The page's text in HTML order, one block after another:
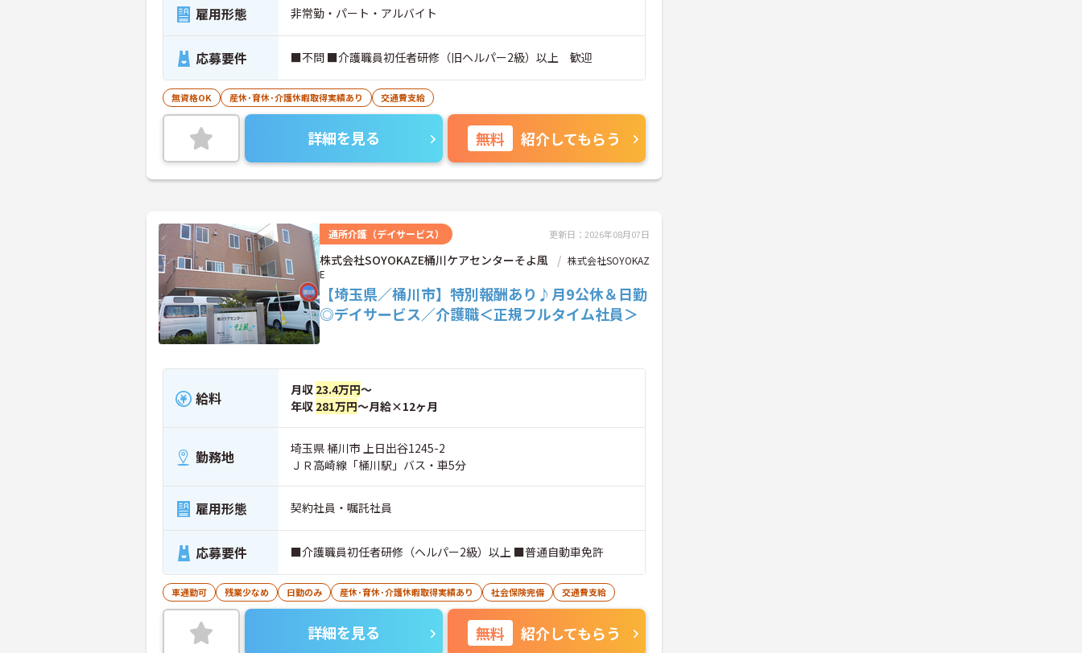
雇用形態 非常勤・パート・アルバイト
応募要件 ■不問 ■介護職員初任者研修（旧ヘルパー2級）以上 歓迎
無資格OK 産休･育休･介護休暇取得実績あり 交通費支給
詳細を見る 無料 紹介してもらう
通所介護（デイサービス） 更新日：2026年08月07日
株式会社SOYOKAZE桶川ケアセンターそよ風
株式会社SOYOKAZ
E
【埼玉県／桶川市】特別報酬あり♪月9公休＆日勤
◎デイサービス／介護職＜正規フルタイム社員＞
給料 月収 23.4万円～
年収 281万円～月給×12ヶ月
勤務地
埼玉県 桶川市 上日出谷1245-2
ＪＲ高崎線「桶川駅」バス・車5分
雇用形態 契約社員・嘱託社員
応募要件 ■介護職員初任者研修（ヘルパー2級）以上 ■普通自動車免許
車通勤可 残業少なめ 日勤のみ 産休･育休･介護休暇取得実績あり 社会保険完備 交通費支給
詳細を見る 無料 紹介してもらう